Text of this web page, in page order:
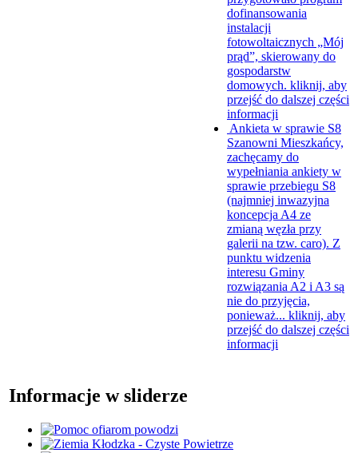
dofinansowania
instalacji
fotowoltaicznych „Mój
prąd”, skierowany do
gospodarstw
domowych. kliknij, aby
przejść do dalszej części
informacji
Ankieta w sprawie S8
Szanowni Mieszkańcy,
zachęcamy do
wypełniania ankiety w
sprawie przebiegu S8
(najmniej inwazyjna
koncepcja A4 ze
zmianą węzła przy
galerii na tzw. caro). Z
punktu widzenia
interesu Gminy
rozwiązania A2 i A3 są
nie do przyjęcia,
ponieważ... kliknij, aby
przejść do dalszej części
informacji
Informacje w sliderze